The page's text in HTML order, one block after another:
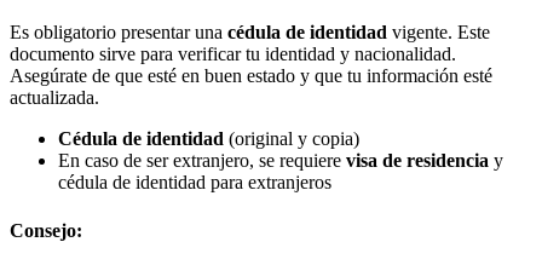
Es obligatorio presentar una cédula de identidad vigente. Este
documento sirve para verificar tu identidad y nacionalidad.
Asegúrate de que esté en buen estado y que tu información esté
actualizada.
Cédula de identidad (original y copia)
En caso de ser extranjero, se requiere visa de residencia y
cédula de identidad para extranjeros
Consejo: